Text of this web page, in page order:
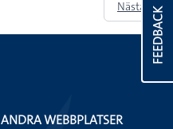
Nästa » FEEDBACK
ANDRA WEBBPLATSER